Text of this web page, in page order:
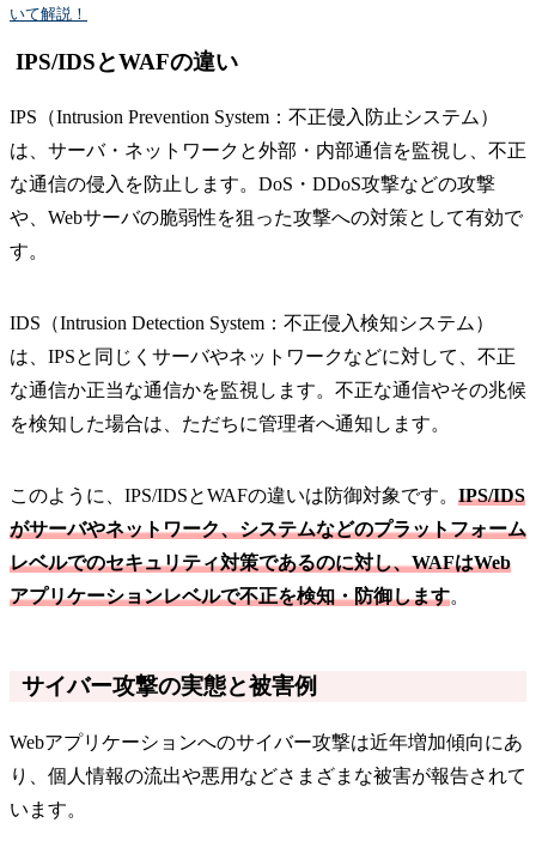
いて解説！
IPS/IDSとWAFの違い
IPS（Intrusion Prevention System：不正侵入防止システム）
は、サーバ・ネットワークと外部・内部通信を監視し、不正
な通信の侵入を防止します。DoS・DDoS攻撃などの攻撃
や、Webサーバの脆弱性を狙った攻撃への対策として有効で
す。
IDS（Intrusion Detection System：不正侵入検知システム）
は、IPSと同じくサーバやネットワークなどに対して、不正
な通信か正当な通信かを監視します。不正な通信やその兆候
を検知した場合は、ただちに管理者へ通知します。
このように、IPS/IDSとWAFの違いは防御対象です。 IPS/IDS
がサーバやネットワーク、システムなどのプラットフォーム
レベルでのセキュリティ対策であるのに対し、WAFはWeb
アプリケーションレベルで不正を検知・防御します。
サイバー攻撃の実態と被害例
Webアプリケーションへのサイバー攻撃は近年増加傾向にあ
り、個人情報の流出や悪用などさまざまな被害が報告されて
います。